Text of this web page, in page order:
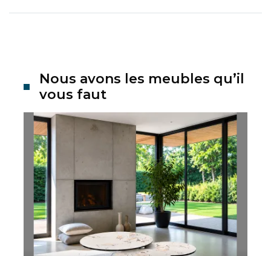
Nous avons les meubles qu’il
vous faut